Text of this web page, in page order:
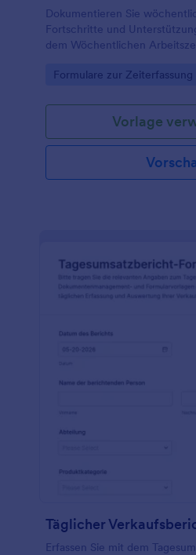
Dokumentieren Sie
Fortschritte und
dem Wöchentlichen
Abstimmung, Freigaben und
Go to Category:
Formulare zur Zeiterfassung
Vorlage
Täglicher
Erfassen Sie mit dem